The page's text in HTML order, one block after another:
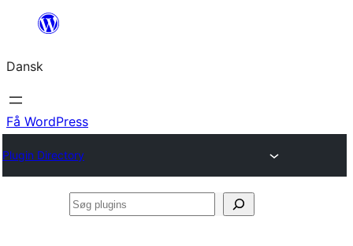
Spring
indhold
Dansk
Få WordPress
Plugin Directory
Søg